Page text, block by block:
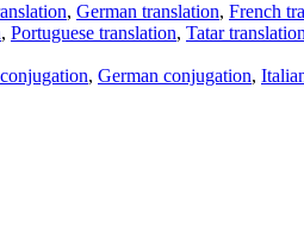
, German translation, French
, Portuguese translation, Tatar translation
, German conjugation,